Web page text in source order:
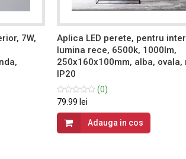
7W,
Aplica LED perete, pentru
lumina rece, 6500k, 1000lm,
250x160x100mm, alba, ovala,
IP20
(0)
79.99 lei
Adauga in cos